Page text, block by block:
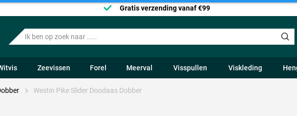
Gratis verzending vanaf €99
Ik
ben
naar
.....
Zeevissen Forel Meerval Visspullen Viskleding
Westin Pike Slider Doodaas Dobber